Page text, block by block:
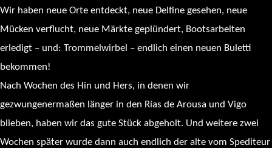
Wir haben neue Orte entdeckt, neue Delfine gesehen, neue
Mücken verflucht, neue Märkte geplündert, Bootsarbeiten
erledigt – und: Trommelwirbel – endlich einen neuen Buletti
bekommen!
Nach Wochen des Hin und Hers, in denen wir
gezwungenermaßen länger in den Rías de Arousa und Vigo
blieben, haben wir das gute Stück abgeholt. Und weitere zwei
Wochen später wurde dann auch endlich der alte vom Spediteur